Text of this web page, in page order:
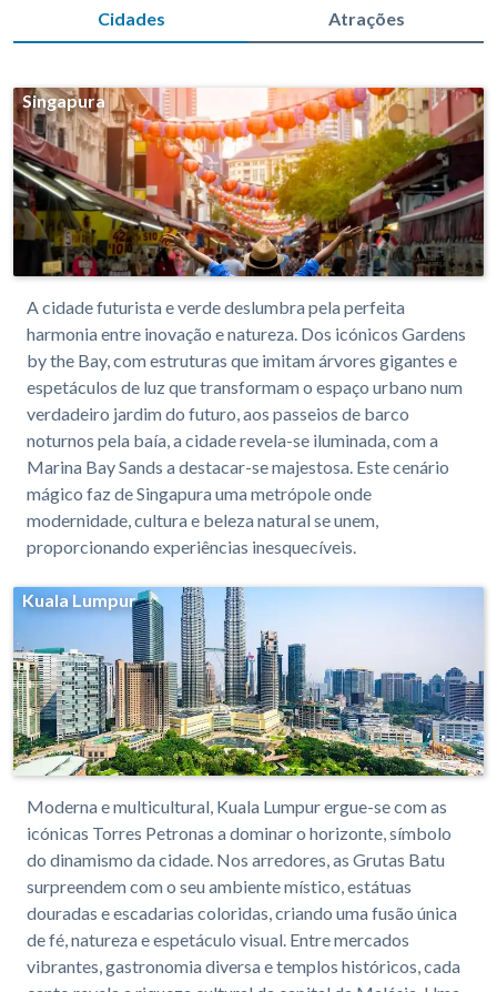
Cidades Atrações
Singapura
A cidade futurista e verde deslumbra pela perfeita
harmonia entre inovação e natureza. Dos icónicos Gardens
by the Bay, com estruturas que imitam árvores gigantes e
espetáculos de luz que transformam o espaço urbano num
verdadeiro jardim do futuro, aos passeios de barco
noturnos pela baía, a cidade revela-se iluminada, com a
Marina Bay Sands a destacar-se majestosa. Este cenário
mágico faz de Singapura uma metrópole onde
modernidade, cultura e beleza natural se unem,
proporcionando experiências inesquecíveis.
Kuala Lumpur
Moderna e multicultural, Kuala Lumpur ergue-se com as
icónicas Torres Petronas a dominar o horizonte, símbolo
do dinamismo da cidade. Nos arredores, as Grutas Batu
surpreendem com o seu ambiente místico, estátuas
douradas e escadarias coloridas, criando uma fusão única
de fé, natureza e espetáculo visual. Entre mercados
vibrantes, gastronomia diversa e templos históricos, cada